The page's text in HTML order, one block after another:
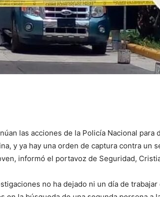
las acciones de la Policía Nacional para
y ya hay una orden de captura contra un
informó el portavoz de Seguridad,
no ha dejado ni un día de